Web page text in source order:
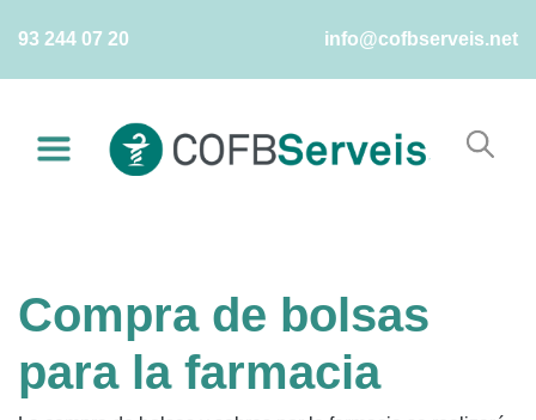
93 244 07 20 info@cofbserveis.net
Compra de bolsas
para la farmacia